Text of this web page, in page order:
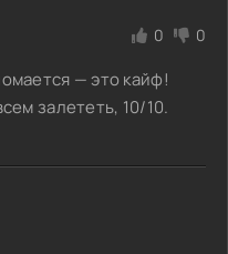
0 0
— это кайф!
залететь, 10/10.